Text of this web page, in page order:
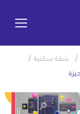
/ شقة سكنية /